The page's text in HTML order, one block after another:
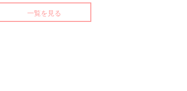
一覧を見る